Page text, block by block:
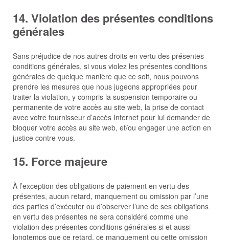
14. Violation des présentes conditions
générales
Sans préjudice de nos autres droits en vertu des présentes
conditions générales, si vous violez les présentes conditions
générales de quelque manière que ce soit, nous pouvons
prendre les mesures que nous jugeons appropriées pour
traiter la violation, y compris la suspension temporaire ou
permanente de votre accès au site web, la prise de contact
avec votre fournisseur d’accès Internet pour lui demander de
bloquer votre accès au site web, et/ou engager une action en
justice contre vous.
15. Force majeure
À l’exception des obligations de paiement en vertu des
présentes, aucun retard, manquement ou omission par l’une
des parties d’exécuter ou d’observer l’une de ses obligations
en vertu des présentes ne sera considéré comme une
violation des présentes conditions générales si et aussi
longtemps que ce retard, ce manquement ou cette omission